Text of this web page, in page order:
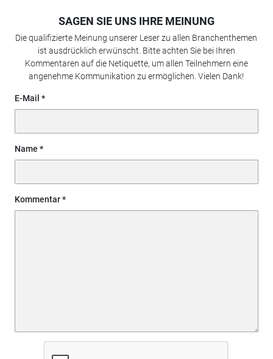
SAGEN SIE UNS IHRE MEINUNG
Die qualifizierte Meinung unserer Leser zu allen Branchenthemen
ist ausdrücklich erwünscht. Bitte achten Sie bei Ihren
Kommentaren auf die Netiquette, um allen Teilnehmern eine
angenehme Kommunikation zu ermöglichen. Vielen Dank!
E-Mail
Name
Kommentar